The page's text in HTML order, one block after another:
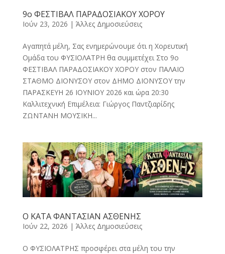
9ο ΦΕΣΤΙΒΑΛ ΠΑΡΑΔΟΣΙΑΚΟΥ ΧΟΡΟΥ
Ιούν 23, 2026 | Άλλες Δημοσιεύσεις
Αγαπητά μέλη, Σας ενημερώνουμε ότι η Χορευτική
Ομάδα του ΦΥΣΙΟΛΑΤΡΗ θα συμμετέχει Στο 9ο
ΦΕΣΤΙΒΑΛ ΠΑΡΑΔΟΣΙΑΚΟΥ ΧΟΡΟΥ στον ΠΑΛΑΙΟ
ΣΤΑΘΜΟ ΔΙΟΝΥΣΟΥ στον ΔΗΜΟ ΔΙΟΝΥΣΟΥ την
ΠΑΡΑΣΚΕΥΗ 26 ΙΟΥΝΙΟΥ 2026 και ώρα 20:30
Καλλιτεχνική Επιμέλεια: Γιώργος Παντζιαρίδης
ΖΩΝΤΑΝΗ ΜΟΥΣΙΚΗ...
Ο ΚΑΤΑ ΦΑΝΤΑΣΙΑΝ ΑΣΘΕΝΗΣ
Ιούν 22, 2026 | Άλλες Δημοσιεύσεις
Ο ΦΥΣΙΟΛΑΤΡΗΣ προσφέρει στα μέλη του την